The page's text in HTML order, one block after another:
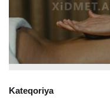
Kateqoriya